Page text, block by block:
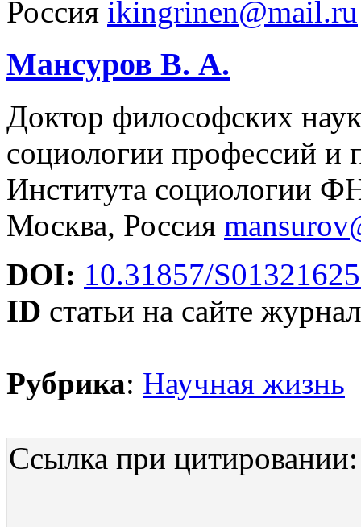
Россия ikingrinen@mail.ru
Мансуров В. А.
Доктор философских
социологии профессий и
Института социологии
Москва, Россия
DOI: 10.31857/
ID статьи на сайте
Рубрика: Научная жизнь
Ссылка при цитировании: